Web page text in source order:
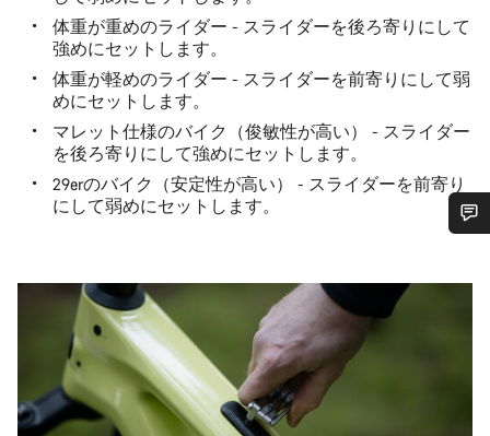
体重が重めのライダー - スライダーを後ろ寄りにして
強めにセットします。
体重が軽めのライダー - スライダーを前寄りにして弱
めにセットします。
マレット仕様のバイク（俊敏性が高い） - スライダー
を後ろ寄りにして強めにセットします。
29erのバイク（安定性が高い） - スライダーを前寄り
にして弱めにセットします。
お客様のご質問に、キャニオンジャパンサービス
センターがお答えします。
チャットを開始する